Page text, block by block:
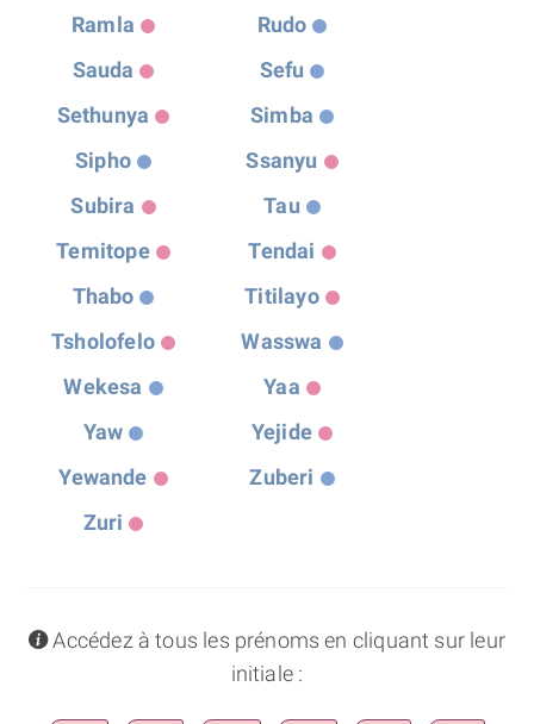
Ramla
Rudo
Sauda
Sefu
Sethunya
Simba
Sipho
Ssanyu
Subira
Tau
Temitope
Tendai
Thabo
Titilayo
Tsholofelo
Wasswa
Wekesa
Yaa
Yaw
Yejide
Yewande
Zuberi
Zuri
infoAccédez à tous les prénoms en cliquant sur leur
initiale :